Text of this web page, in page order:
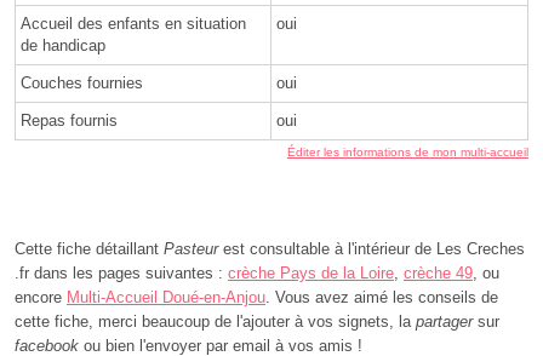
Accueil des enfants en situation
de handicap
oui
Couches fournies oui
Repas fournis oui
Éditer les informations de mon multi-accueil
Cette fiche détaillant Pasteurest consultable à l'intérieur de Les Creches
.fr dans les pages suivantes : crèche Pays de la Loire crèche 49 , ou
encore Multi-Accueil Doué-en-Anjou . Vous avez aimé les conseils de
cette fiche, merci beaucoup de l'ajouter à vos signets, la partagersur
facebook ou bien l'envoyer par email à vos amis !